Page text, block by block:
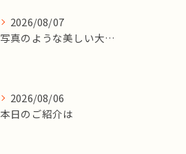
2026/08/07
写真のような美しい大粒のパールリングですが、
2026/08/06
本日のご紹介は